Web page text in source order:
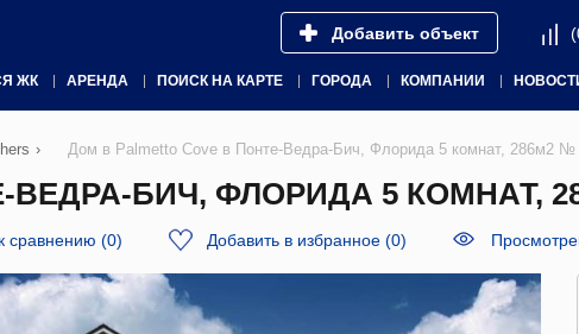
Добавить объект (
ЖК АРЕНДА ПОИСК НА КАРТЕ ГОРОДА КОМПАНИИ
› Дом в Palmetto Cove в Понте-Ведра-Бич, Флорида 5 комнат, 286м2 №
ВЕДРА-БИЧ, ФЛОРИДА 5 КОМНАТ,
сравнению (0) Добавить в избранное (0)